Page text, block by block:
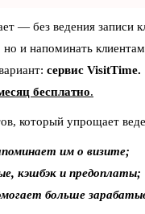
— без ведения записи
но и напоминать
сервис VisitTime.
бесплатно.
который упрощает
им о визите;
кэшбэк и предоплаты;
больше